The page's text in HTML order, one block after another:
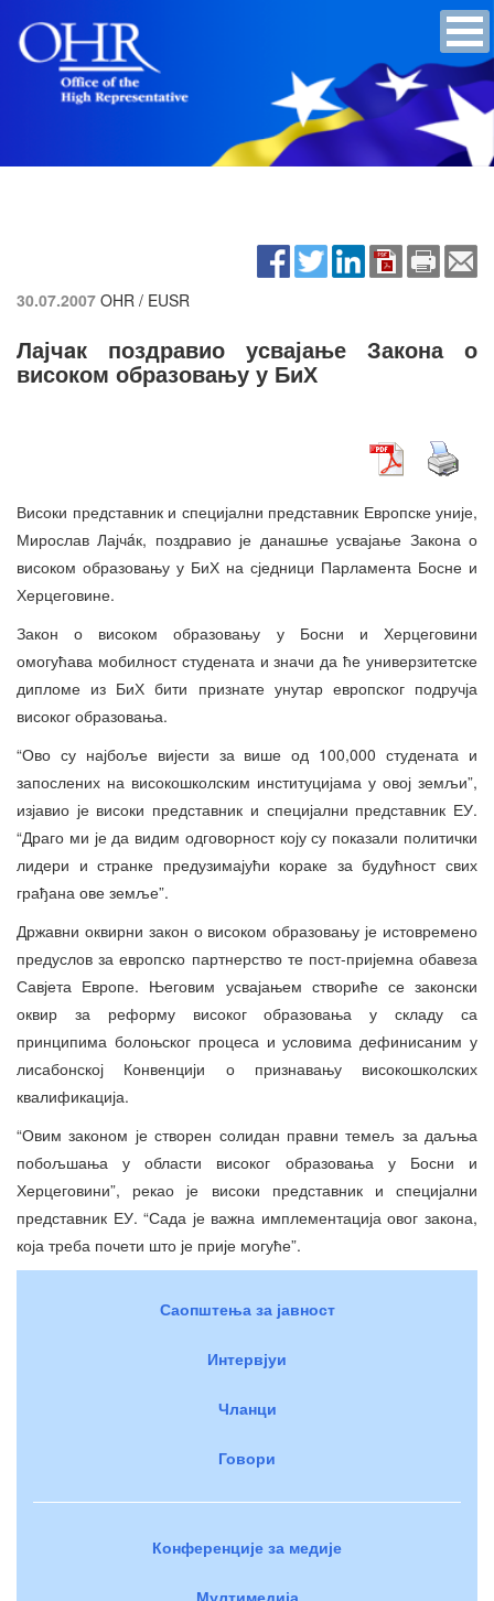
30.07.2007 OHR / EUSR
Лајчaк поздравио усвајање Закона о
високом образовању у БиХ
Високи представник и специјални представник Европске уније,
Мирослав Лајчáк, поздравио је данашње усвајање Закона о
високом образовању у БиХ на сједници Парламента Босне и
Херцеговине.
Закон о високом образовању у Босни и Херцеговини
омогућава мобилност студената и значи да ће универзитетске
дипломе из БиХ бити признате унутар европског подручја
високог образовања.
“Ово су најбоље вијести за више од 100,000 студената и
запослених на високошколским институцијама у овој земљи”,
изјавио је високи представник и специјални представник ЕУ.
“Драго ми је да видим одговорност коју су показали политички
лидери и странке предузимајући кораке за будућност свих
грађана ове земље”.
Државни оквирни закон о високом образовању је истовремено
предуслов за европско партнерство те пост-пријемна обавеза
Савјета Европе. Његовим усвајањем створиће се законски
оквир за реформу високог образовања у складу са
принципима болоњског процеса и условима дефинисаним у
лисабонској Конвенцији о признавању високошколских
квалификација.
“Овим законом је створен солидан правни темељ за даљња
побољшања у области високог образовања у Босни и
Херцеговини”, рекао је високи представник и специјални
представник ЕУ. “Сада је важна имплементација овог закона,
која треба почети што је прије могуће”.
Саопштења за јавност
Интервјуи
Чланци
Говори
Конференције за медије
Мултимедија